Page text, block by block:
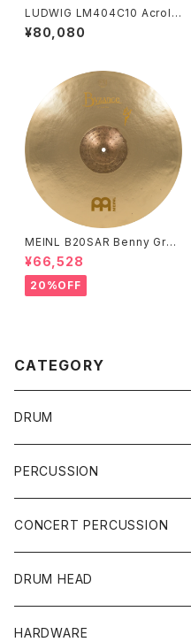
LUDWIG LM404C10 Acrolit
e 14×5 / 10-Lugs Snare Dru
m
¥80,080
MEINL B20SAR Benny Greb
Signature Byzance Vintage
Sand Ride 20"
¥66,528
20%OFF
CATEGORY
DRUM
DRUM SET
YAMAHA
PEARL
SNARE
TAMA
PEARL
CYMBAL
ZILDJIAN
ACCESSORY
PERCUSSION
CAJON
CONGA
BONGO
CONCERT PERCUSSION
CONCERT SNARE
CONCERT CYMBAL
DRUM HEAD
SNARE HEAD
HARDWARE